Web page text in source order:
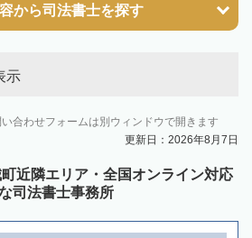
から司法書士を探す
示
合わせフォームは別ウィンドウで開きます
更新日：2026年8月7日
近隣エリア・全国オンライン対応
司法書士事務所